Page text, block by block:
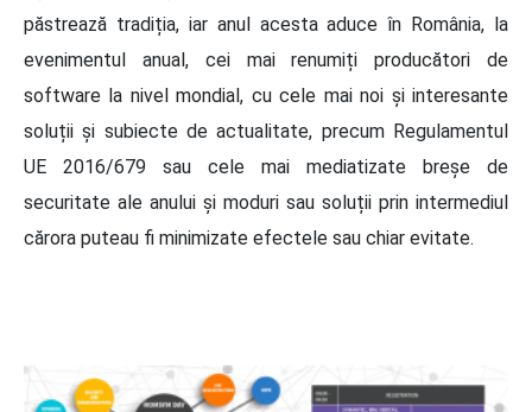
păstrează tradiția, iar anul acesta aduce în România, la
evenimentul anual, cei mai renumiți producători de
software la nivel mondial, cu cele mai noi și interesante
soluții și subiecte de actualitate, precum Regulamentul
UE 2016/679 sau cele mai mediatizate breșe de
securitate ale anului și moduri sau soluții prin intermediul
cărora puteau fi minimizate efectele sau chiar evitate.